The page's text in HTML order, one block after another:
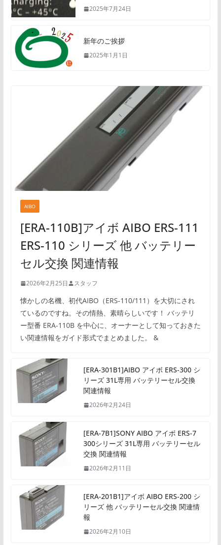
2025年7月24日
新年のご挨拶
2025年1月1日
AIBO
[ERA-110B]アイボ AIBO ERS-111
ERS-110 シリーズ 他 バッテリー
セル交換 関連情報
2026年2月25日 スタッフ
懐かしの名機、初代AIBO（ERS-110/111）を大切にされ
ているのですね。その情熱、素晴らしいです！ バッテリ
ー型番 ERA-110B を中心に、オーナーとして知っておきた
い関連情報をガイド形式でまとめました。 &
[ERA-301B1]AIBO アイボ ERS-300 シ
リーズ 31L専用 バッテリーセル交換
関連情報
2026年2月24日
[ERA-7B1]SONY AIBO アイボ ERS-7
300シリーズ 31L専用 バッテリーセル
交換 関連情報
2026年2月11日
[ERA-201B1]アイボ AIBO ERS-200 シ
リーズ 他 バッテリーセル交換 関連情
報
2026年2月10日